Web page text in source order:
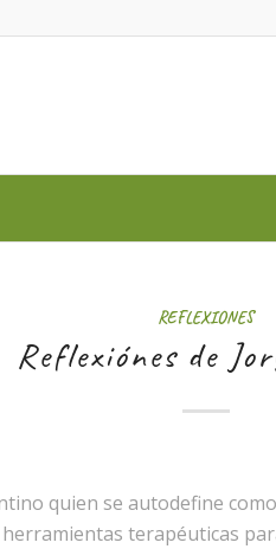
REFLEXIONES
Reflexiónes de
quien se autodefine
terapéuticas